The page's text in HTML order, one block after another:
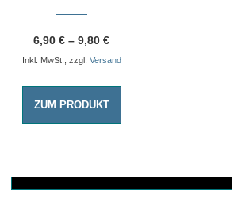
6,90 € – 9,80 €
Inkl. MwSt., zzgl. Versand
ZUM PRODUKT
Dieses Produkt weist mehrere Varianten auf. Die Optionen können auf der Produktseite gewählt werden